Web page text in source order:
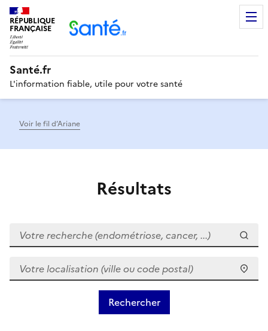
RÉPUBLIQUE
FRANÇAISE
Santé.fr
L'information fiable, utile pour votre santé
Voir le fil d’Ariane
Résultats
Votre recherche (endométriose, cancer, ...)
Votre localisation (ville ou code postal)